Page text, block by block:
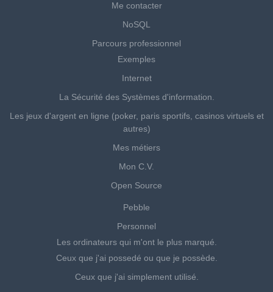
Me contacter
NoSQL
Parcours professionnel
Exemples
Internet
La Sécurité des Systèmes d'information.
Les jeux d'argent en ligne (poker, paris sportifs, casinos virtuels et
autres)
Mes métiers
Mon C.V.
Open Source
Pebble
Personnel
Les ordinateurs qui m'ont le plus marqué.
Ceux que j'ai possedé ou que je possède.
Ceux que j'ai simplement utilisé.